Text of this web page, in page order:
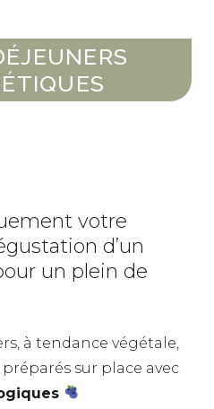
votre
d’un
un plein de
à tendance végétale,
sur place avec